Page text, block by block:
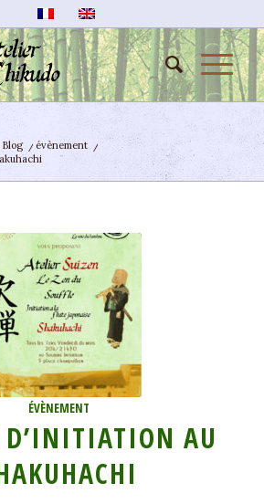
Blog / évènement
/
ÉVÈNEMENT
D’INITIATION AU